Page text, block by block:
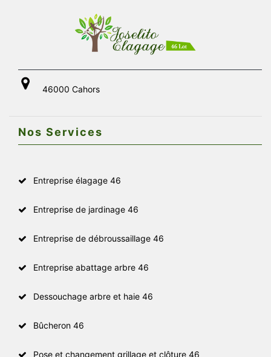
46000 Cahors
Nos Services
Entreprise élagage 46
Entreprise de jardinage 46
Entreprise de débroussaillage 46
Entreprise abattage arbre 46
Dessouchage arbre et haie 46
Bûcheron 46
Pose et changement grillage et clôture 46